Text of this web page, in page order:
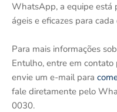
WhatsApp, a equipe está
ágeis e eficazes para
Para mais informações
Entulho, entre em
envie um e-mail para
fale diretamente pelo
0030.